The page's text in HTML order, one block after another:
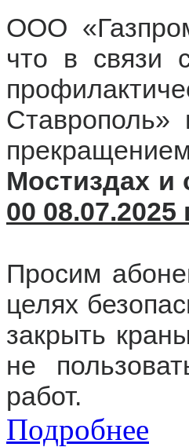
ООО
что в связи
Мостиздах и
00 08.07.2025
Просим
целях
закрыть
не
работ.
Подробнее